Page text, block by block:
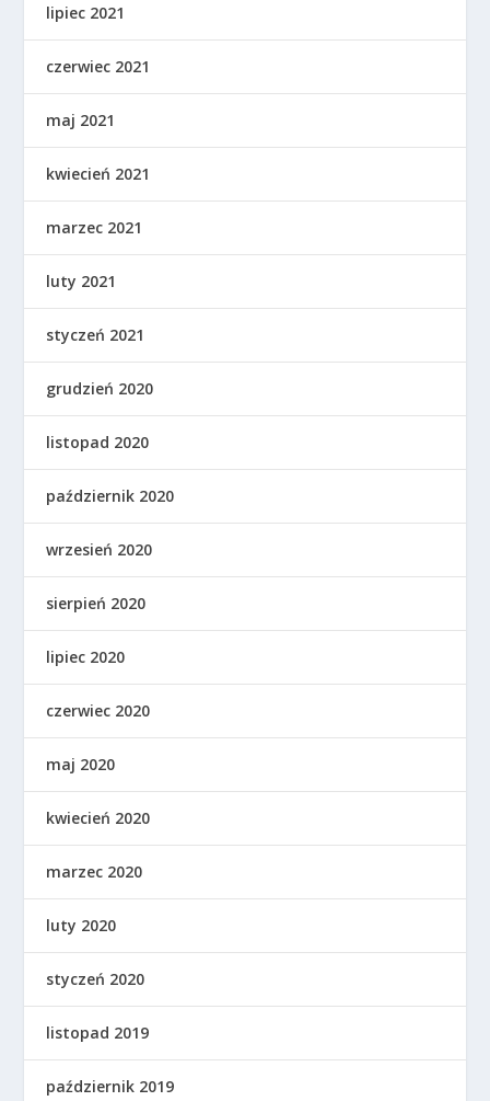
lipiec 2021
czerwiec 2021
maj 2021
kwiecień 2021
marzec 2021
luty 2021
styczeń 2021
grudzień 2020
listopad 2020
październik 2020
wrzesień 2020
sierpień 2020
lipiec 2020
czerwiec 2020
maj 2020
kwiecień 2020
marzec 2020
luty 2020
styczeń 2020
listopad 2019
październik 2019